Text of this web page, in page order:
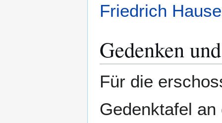
Friedrich
Gedenken
Für die
Gedenktafel